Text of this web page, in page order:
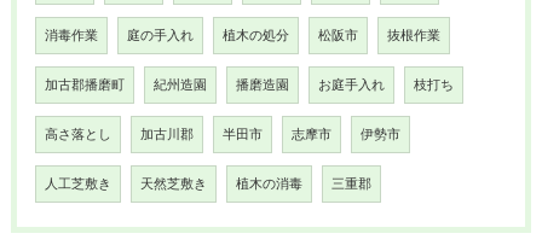
消毒作業 庭の手入れ 植木の処分 松阪市 抜根作業
加古郡播磨町 紀州造園 播磨造園 お庭手入れ 枝打ち
高さ落とし 加古川郡 半田市 志摩市 伊勢市
人工芝敷き 天然芝敷き 植木の消毒 三重郡